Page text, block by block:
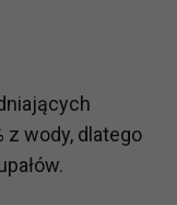
z wody, dlatego